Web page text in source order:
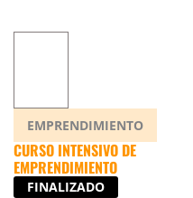
EMPRENDIMIENTO
CURSO INTENSIVO DE
EMPRENDIMIENTO
FINALIZADO